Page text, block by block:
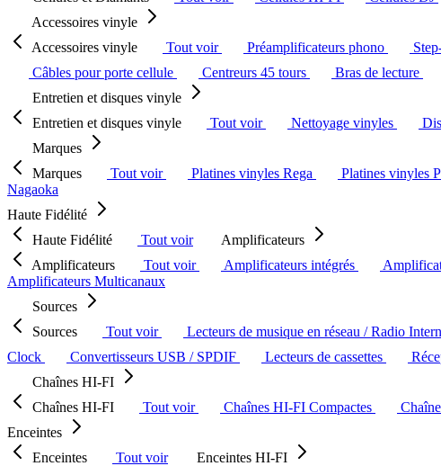
Accessoires vinyle
Accessoires vinyle
Tout voir Préamplificateurs phono
Câbles pour porte cellule
Centreurs 45 tours Bras de lecture
Entretien et disques vinyle
Entretien et disques vinyle
Tout voir Nettoyage vinyles
Marques
Marques
Tout voir Platines vinyles Rega Platines vinyles
Nagaoka
Haute Fidélité
Haute Fidélité
Tout voir
Amplificateurs
Amplificateurs
Tout voir Amplificateurs intégrés
Amplificateurs Multicanaux
Sources
Sources
Tout voir Lecteurs de musique en réseau / Radio
Clock
Convertisseurs USB / SPDIF Lecteurs de cassettes
Chaînes HI-FI
Chaînes HI-FI
Tout voir Chaînes HI-FI Compactes
Enceintes
Enceintes
Tout voir
Enceintes HI-FI